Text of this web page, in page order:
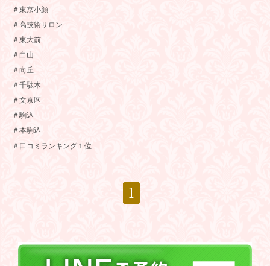
＃東京小顔
＃高技術サロン
＃東大前
＃白山
＃向丘
＃千駄木
＃文京区
＃駒込
＃本駒込
＃口コミランキング１位
1